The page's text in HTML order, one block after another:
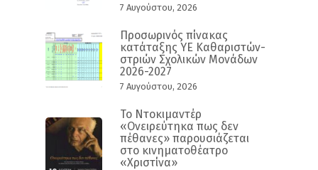
7 Αυγούστου, 2026
Προσωρινός πίνακας
κατάταξης ΥΕ Καθαριστών-
στριών Σχολικών Μονάδων
2026-2027
7 Αυγούστου, 2026
Το Ντοκιμαντέρ
«Ονειρεύτηκα πως δεν
πέθανες» παρουσιάζεται
στο κινηματοθέατρο
«Χριστίνα»